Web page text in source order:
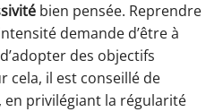
bien pensée. Reprendre
demande d’être à
des objectifs
cela, il est conseillé de
privilégiant la régularité